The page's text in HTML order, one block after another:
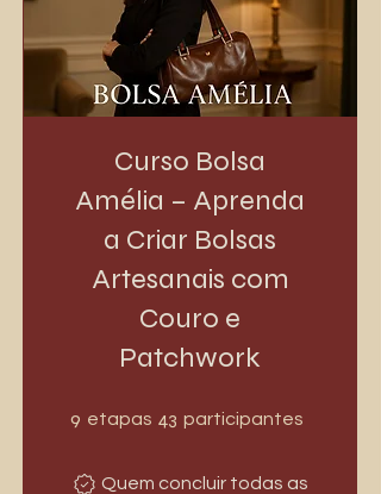
Curso Bolsa
Amélia – Aprenda
a Criar Bolsas
Artesanais com
Couro e
Patchwork
9 etapas 43 participantes
Quem concluir todas as